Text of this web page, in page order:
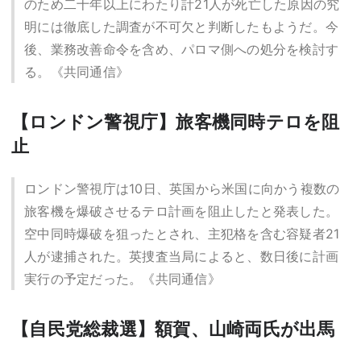
のため二十年以上にわたり計21人が死亡した原因の究
明には徹底した調査が不可欠と判断したもようだ。今
後、業務改善命令を含め、パロマ側への処分を検討す
る。《共同通信》
【ロンドン警視庁】旅客機同時テロを阻
止
ロンドン警視庁は10日、英国から米国に向かう複数の
旅客機を爆破させるテロ計画を阻止したと発表した。
空中同時爆破を狙ったとされ、主犯格を含む容疑者21
人が逮捕された。英捜査当局によると、数日後に計画
実行の予定だった。《共同通信》
【自民党総裁選】額賀、山崎両氏が出馬